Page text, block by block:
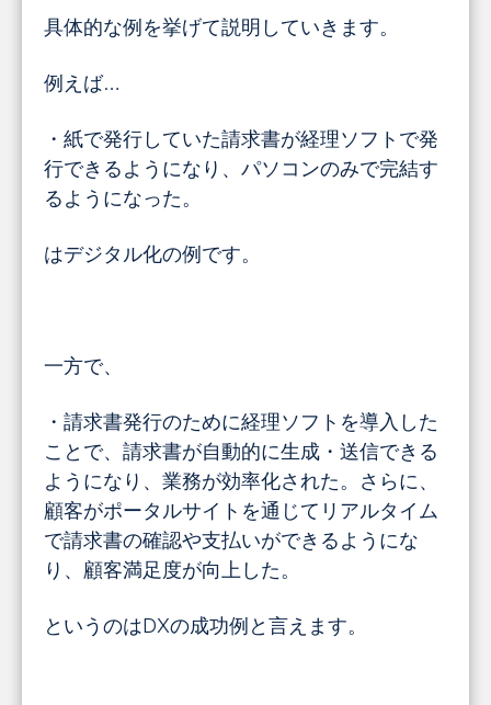
具体的な例を挙げて説明していきます。
例えば…
・紙で発行していた請求書が経理ソフトで発
行できるようになり、パソコンのみで完結す
るようになった。
はデジタル化の例です。
一方で、
・請求書発行のために経理ソフトを導入した
ことで、請求書が自動的に生成・送信できる
ようになり、業務が効率化された。さらに、
顧客がポータルサイトを通じてリアルタイム
で請求書の確認や支払いができるようにな
り、顧客満足度が向上した。
というのはDXの成功例と言えます。